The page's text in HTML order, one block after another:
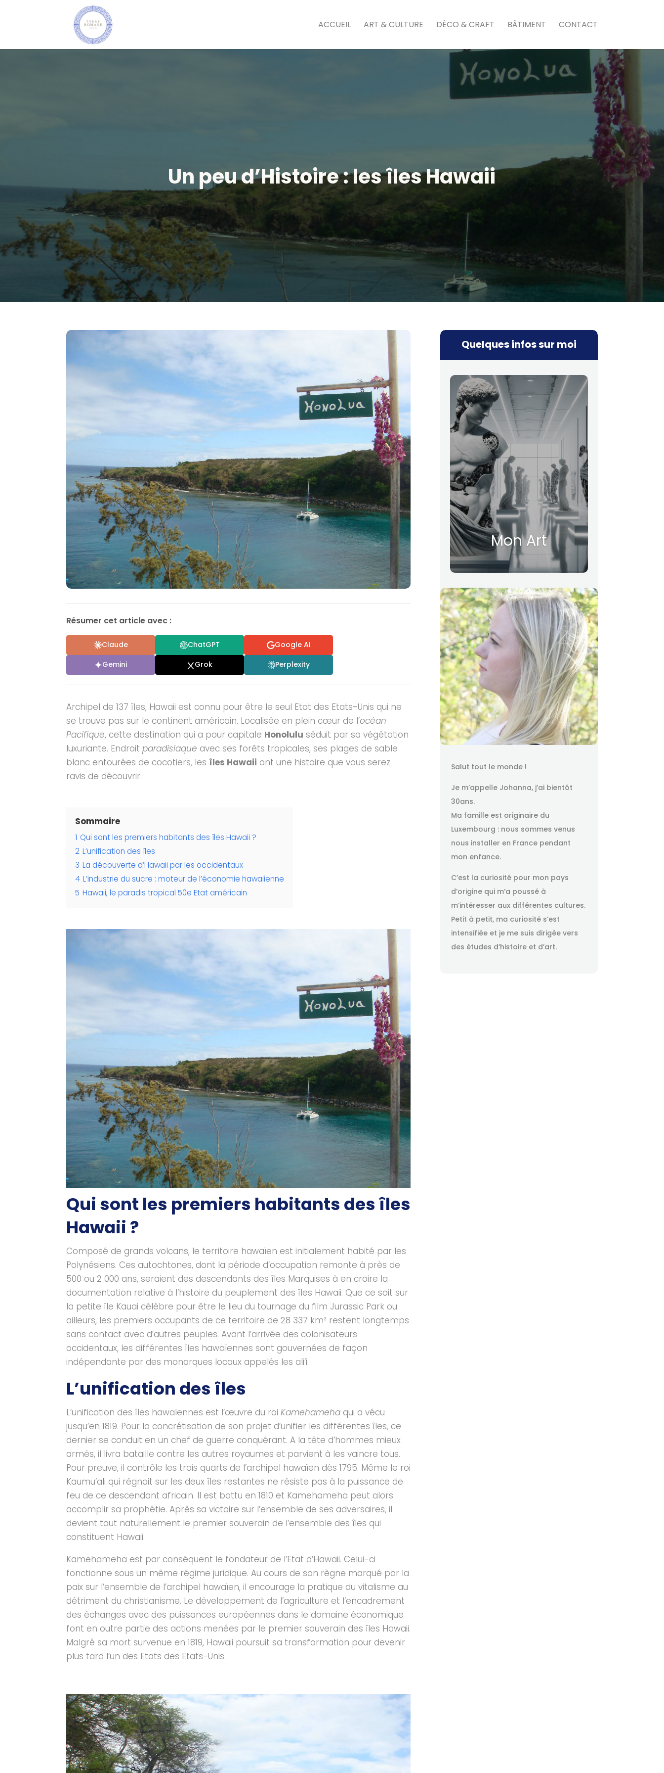
ACCUEIL ART & CULTURE DÉCO & CRAFT BÂTIMENT CONTACT
Un peu d’Histoire : les îles Hawaii
Résumer cet article avec :
Claude ChatGPT
Google AI
Gemini
Grok Perplexity
Archipel de 137 îles, Hawaii est connu pour être le seul Etat des Etats-Unis qui ne
se trouve pas sur le continent américain. Localisée en plein cœur de l’océan
Pacifique, cette destination qui a pour capitale Honolulu séduit par sa végétation
luxuriante. Endroitparadisiaque avec ses forêts tropicales, ses plages de sable
blanc entourées de cocotiers, les îles Hawaii ont une histoire que vous serez
ravis de découvrir.
Sommaire
1 Qui sont les premiers habitants des îles Hawaii ?
2 L’unification des îles
3 La découverte d’Hawaii par les occidentaux
4 L’industrie du sucre : moteur de l’économie hawaiienne
5 Hawaii, le paradis tropical 50e Etat américain
Qui sont les premiers habitants des îles
Hawaii ?
Composé de grands volcans, le territoire hawaïen est initialement habité par les
Polynésiens. Ces autochtones, dont la période d’occupation remonte à près de
500 ou 2 000 ans, seraient des descendants des îles Marquises à en croire la
documentation relative à l’histoire du peuplement des îles Hawaii. Que ce soit sur
la petite île Kauai célèbre pour être le lieu du tournage du film Jurassic Park ou
ailleurs, les premiers occupants de ce territoire de 28 337 km² restent longtemps
sans contact avec d’autres peuples. Avant l’arrivée des colonisateurs
occidentaux, les différentes îles hawaïennes sont gouvernées de façon
indépendante par des monarques locaux appelés les ali‘i.
L’unification des îles
L’unification des îles hawaïennes est l’œuvre du roiKamehameha qui a vécu
jusqu’en 1819. Pour la concrétisation de son projet d’unifier les différentes îles, ce
dernier se conduit en un chef de guerre conquérant. A la tête d’hommes mieux
armés, il livra bataille contre les autres royaumes et parvient à les vaincre tous.
Pour preuve, il contrôle les trois quarts de l’archipel hawaïen dès 1795. Même le roi
Kaumu’ali qui régnait sur les deux îles restantes ne résiste pas à la puissance de
feu de ce descendant africain. Il est battu en 1810 et Kamehameha peut alors
accomplir sa prophétie. Après sa victoire sur l’ensemble de ses adversaires, il
devient tout naturellement le premier souverain de l’ensemble des îles qui
constituent Hawaii.
Kamehameha est par conséquent le fondateur de l’Etat d’Hawaii. Celui-ci
fonctionne sous un même régime juridique. Au cours de son règne marqué par la
paix sur l’ensemble de l’archipel hawaïen, il encourage la pratique du vitalisme au
détriment du christianisme. Le développement de l’agriculture et l’encadrement
des échanges avec des puissances européennes dans le domaine économique
font en outre partie des actions menées par le premier souverain des îles Hawaii.
Malgré sa mort survenue en 1819, Hawaii poursuit sa transformation pour devenir
plus tard l’un des Etats des Etats-Unis.
Quelques infos sur moi
Mon Art
Salut tout le monde !
Je m’appelle Johanna, j’ai bientôt
30ans.
Ma famille est originaire du
Luxembourg : nous sommes venus
nous installer en France pendant
mon enfance.
C’est la curiosité pour mon pays
d’origine qui m’a poussé à
m’intéresser aux différentes cultures.
Petit à petit, ma curiosité s’est
intensifiée et je me suis dirigée vers
des études d’histoire et d’art.